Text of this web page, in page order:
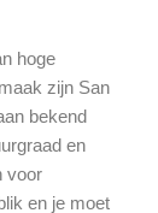
hoge
zijn San
bekend
en
voor
en je moet